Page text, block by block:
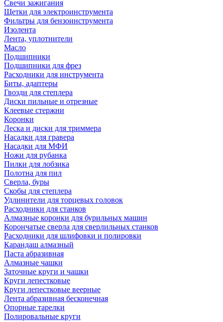
Свечи зажигания
Щетки для электроинструмента
Фильтры для бензоинструмента
Изолента
Лента, уплотнители
Масло
Подшипники
Подшипники для фрез
Расходники для инструмента
Биты, адаптеры
Гвозди для степлера
Диски пильные и отрезные
Клеевые стержни
Коронки
Леска и диски для триммера
Насадки для гравера
Насадки для МФИ
Ножи для рубанка
Пилки для лобзика
Полотна для пил
Сверла, буры
Скобы для степлера
Удлинители для торцевых головок
Расходники для станков
Алмазные коронки для бурильных машин
Корончатые сверла для сверлильных станков
Расходники для шлифовки и полировки
Карандаш алмазный
Паста абразивная
Алмазные чашки
Заточные круги и чашки
Круги лепестковые
Круги лепестковые веерные
Лента абразивная бесконечная
Опорные тарелки
Полировальные круги